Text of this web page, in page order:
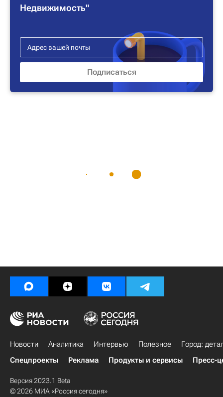
Недвижимость"
Новости Аналитика Интервью Полезное
Город:
Спецпроекты
Реклама Продукты и сервисы Пресс-
Версия 2023.1 Beta
© 2026 МИА «Россия сегодня»